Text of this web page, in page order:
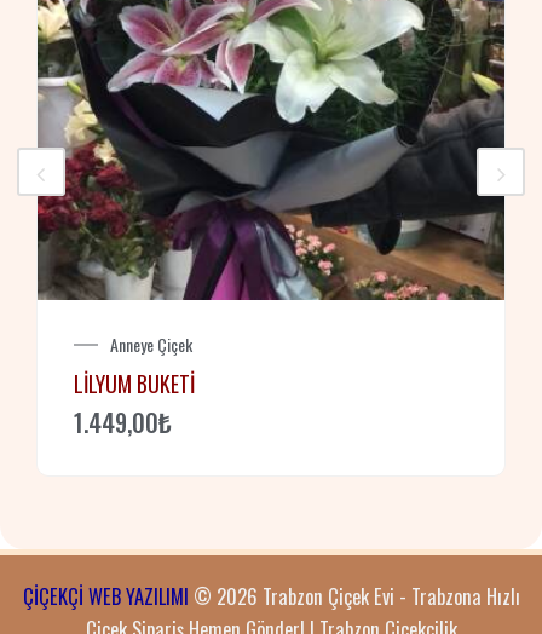
Anneye Çiçek
LILYUM BUKETI
1.449,00₺
ÇİÇEKÇİ WEB YAZILIMI © 2026 Trabzon Çiçek Evi - Trabzona Hızlı